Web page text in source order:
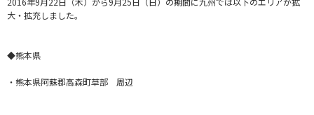
大・拡充しました。
◆熊本県
・熊本県阿蘇郡高森町草部 周辺